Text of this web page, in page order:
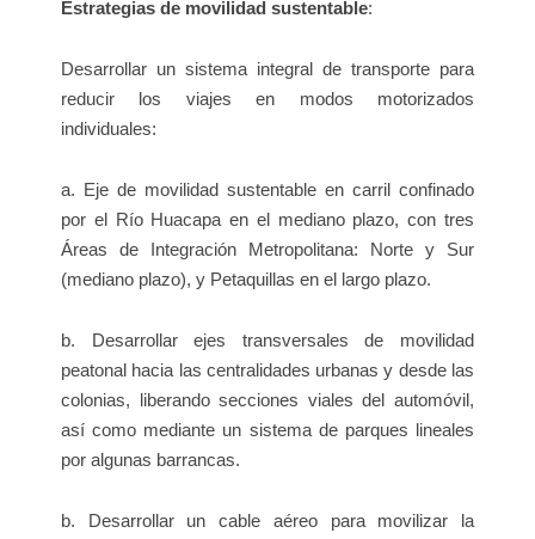
Estrategias de movilidad sustentable:
Desarrollar un sistema integral de transporte para
reducir los viajes en modos motorizados
individuales:
a. Eje de movilidad sustentable en carril confinado
por el Río Huacapa en el mediano plazo, con tres
Áreas de Integración Metropolitana: Norte y Sur
(mediano plazo), y Petaquillas en el largo plazo.
b. Desarrollar ejes transversales de movilidad
peatonal hacia las centralidades urbanas y desde las
colonias, liberando secciones viales del automóvil,
así como mediante un sistema de parques lineales
por algunas barrancas.
b. Desarrollar un cable aéreo para movilizar la